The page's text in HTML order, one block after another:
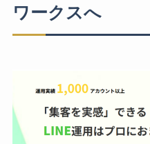
ワークスへ